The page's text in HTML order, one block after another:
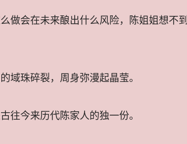
做会在未来酿出什么风险，陈姐姐想不
域珠碎裂，周身弥漫起晶莹。
往今来历代陈家人的独一份。